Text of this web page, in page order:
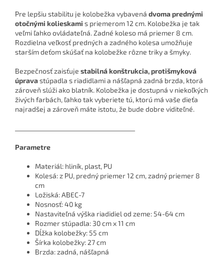
Pre lepšiu stabilitu je kolobežka vybavená dvoma prednými
otočnými kolieskami s priemerom 12 cm. Kolobežka je tak
veľmi ľahko ovládateľná. Zadné koleso má priemer 8 cm.
Rozdielna veľkosť predných a zadného kolesa umožňuje
starším deťom skúšať na kolobežke rôzne triky a šmyky.
Bezpečnosť zaisťuje stabilná konštrukcia, protišmyková
úpravastúpadla s riadidlami a nášľapná zadná brzda, ktorá
zároveň slúži ako blatník. Kolobežka je dostupná v niekoľkých
živých farbách, ľahko tak vyberiete tú, ktorú má vaše dieťa
najradšej a zároveň máte istotu, že bude dobre viditeľné.
Parametre
Materiál: hliník, plast, PU
Kolesá: z PU, predný priemer 12 cm, zadný priemer 8
cm
Ložiská: ABEC-7
Nosnosť: 40 kg
Nastaviteľná výška riadidiel od zeme: 54-64 cm
Rozmer stúpadla: 30 cm x 11 cm
Dĺžka kolobežky: 55 cm
Šírka kolobežky: 27 cm
Brzda: zadná, nášľapná